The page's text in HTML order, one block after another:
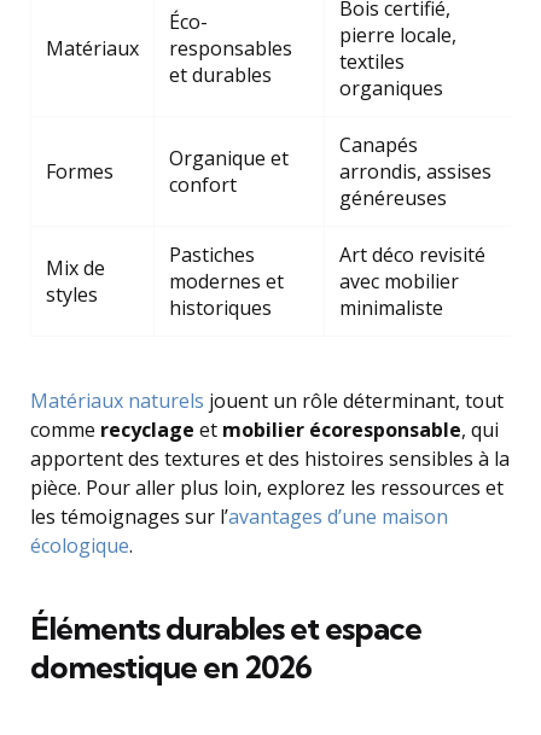
Matériaux
Éco-
responsables
et durables
Bois certifié,
pierre locale,
textiles
organiques
Formes
Organique et
confort
Canapés
arrondis, assises
généreuses
Mix de
styles
Pastiches
modernes et
historiques
Art déco revisité
avec mobilier
minimaliste
Matériaux naturels jouent un rôle déterminant, tout
comme recyclage et mobilier écoresponsable, qui
apportent des textures et des histoires sensibles à la
pièce. Pour aller plus loin, explorez les ressources et
les témoignages sur l’avantages d’une maison
écologique.
Éléments durables et espace
domestique en 2026